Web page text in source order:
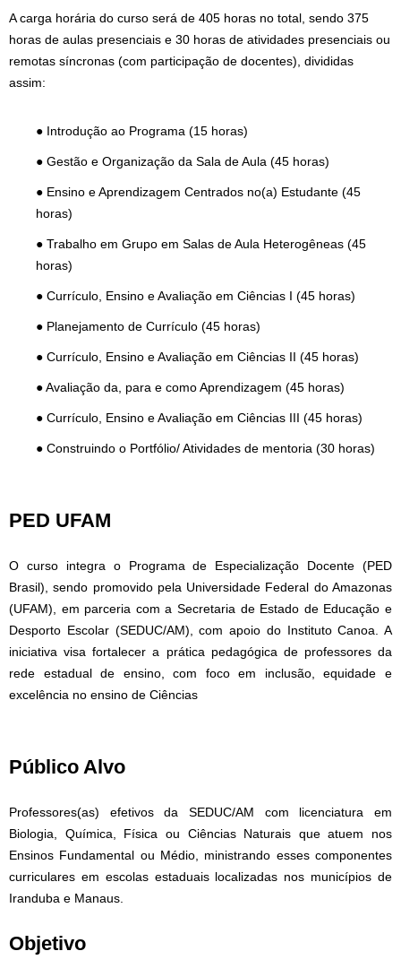
A carga horária do curso será de 405 horas no total, sendo 375
horas de aulas presenciais e 30 horas de atividades presenciais ou
remotas síncronas (com participação de docentes), divididas
assim:
● Introdução ao Programa (15 horas)
● Gestão e Organização da Sala de Aula (45 horas)
● Ensino e Aprendizagem Centrados no(a) Estudante (45
horas)
● Trabalho em Grupo em Salas de Aula Heterogêneas (45
horas)
● Currículo, Ensino e Avaliação em Ciências I (45 horas)
● Planejamento de Currículo (45 horas)
● Currículo, Ensino e Avaliação em Ciências II (45 horas)
● Avaliação da, para e como Aprendizagem (45 horas)
● Currículo, Ensino e Avaliação em Ciências III (45 horas)
● Construindo o Portfólio/ Atividades de mentoria (30 horas)
PED UFAM
O curso integra o Programa de Especialização Docente (PED
Brasil), sendo promovido pela Universidade Federal do Amazonas
(UFAM), em parceria com a Secretaria de Estado de Educação e
Desporto Escolar (SEDUC/AM), com apoio do Instituto Canoa. A
iniciativa visa fortalecer a prática pedagógica de professores da
rede estadual de ensino, com foco em inclusão, equidade e
excelência no ensino de Ciências
Público Alvo
Professores(as) efetivos da SEDUC/AM com licenciatura em
Biologia, Química, Física ou Ciências Naturais que atuem nos
Ensinos Fundamental ou Médio, ministrando esses componentes
curriculares em escolas estaduais localizadas nos municípios de
Iranduba e Manaus.
Objetivo